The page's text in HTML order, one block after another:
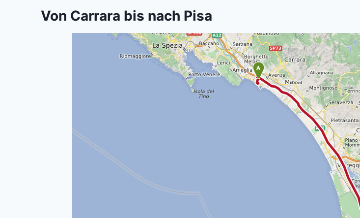
Von Carrara bis nach Pisa